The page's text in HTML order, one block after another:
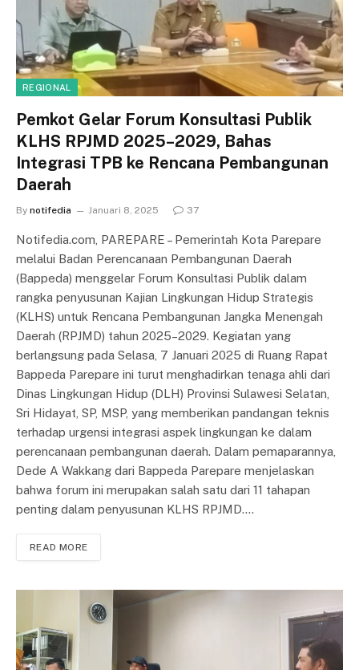
REGIONAL
Pemkot Gelar Forum Konsultasi Publik
KLHS RPJMD 2025–2029, Bahas
Integrasi TPB ke Rencana Pembangunan
Daerah
By notifedia Januari 8, 2025 37
Notifedia.com, PAREPARE – Pemerintah Kota Parepare
melalui Badan Perencanaan Pembangunan Daerah
(Bappeda) menggelar Forum Konsultasi Publik dalam
rangka penyusunan Kajian Lingkungan Hidup Strategis
(KLHS) untuk Rencana Pembangunan Jangka Menengah
Daerah (RPJMD) tahun 2025–2029. Kegiatan yang
berlangsung pada Selasa, 7 Januari 2025 di Ruang Rapat
Bappeda Parepare ini turut menghadirkan tenaga ahli dari
Dinas Lingkungan Hidup (DLH) Provinsi Sulawesi Selatan,
Sri Hidayat, SP, MSP, yang memberikan pandangan teknis
terhadap urgensi integrasi aspek lingkungan ke dalam
perencanaan pembangunan daerah. Dalam pemaparannya,
Dede A Wakkang dari Bappeda Parepare menjelaskan
bahwa forum ini merupakan salah satu dari 11 tahapan
penting dalam penyusunan KLHS RPJMD.…
READ MORE